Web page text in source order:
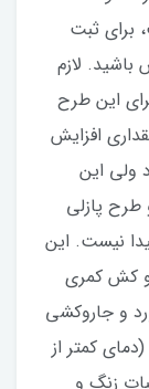
برای ثبت
لازم
از ۱۲ متری نیز برای این طرح
افزایش
ولی این
پازلی
نیست. این
کش کمری
و جاروکشی
کمتر از
زنگ و